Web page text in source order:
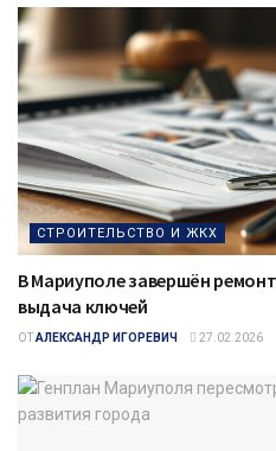
СТРОИТЕЛЬСТВО И ЖКХ
В Мариуполе завершён
выдача ключей
ОТ АЛЕКСАНДР ИГОРЕВИЧ 27.02.2026